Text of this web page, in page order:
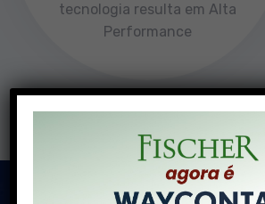
tecnologia resulta em Alta
Performance